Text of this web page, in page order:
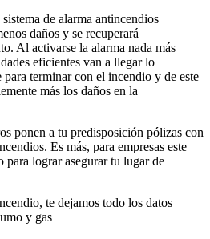
de alarma antincendios
daños y se recuperará
Al activarse la alarma nada más
eficientes van a llegar lo
terminar con el incendio y de este
más los daños en la
ponen a tu predisposición pólizas con
Es más, para empresas este
para lograr asegurar tu lugar de
te dejamos todo los datos
y gas